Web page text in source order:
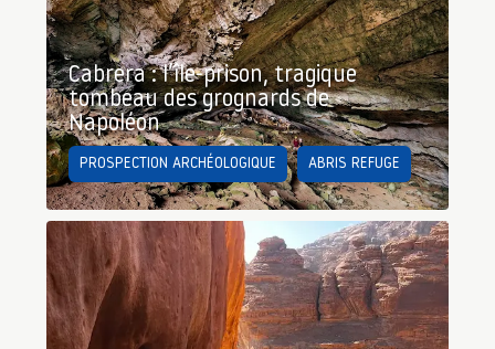
Cabrera : l’île-prison, tragique
tombeau des grognards de
Napoléon
PROSPECTION ARCHÉOLOGIQUE ABRIS REFUGE